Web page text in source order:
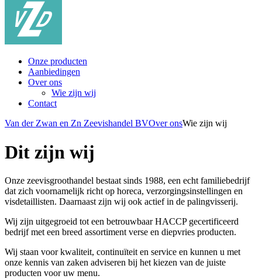
Onze producten
Aanbiedingen
Over ons
Wie zijn wij
Contact
Van der Zwan en Zn Zeevishandel BVOver onsWie zijn wij
Dit zijn wij
Onze zeevisgroothandel bestaat sinds 1988, een echt familiebedrijf
dat zich voornamelijk richt op horeca, verzorgingsinstellingen en
visdetaillisten. Daarnaast zijn wij ook actief in de palingvisserij.
Wij zijn uitgegroeid tot een betrouwbaar HACCP gecertificeerd
bedrijf met een breed assortiment verse en diepvries producten.
Wij staan voor kwaliteit, continuïteit en service en kunnen u met
onze kennis van zaken adviseren bij het kiezen van de juiste
producten voor uw menu.